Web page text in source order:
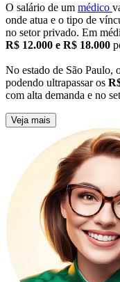
O salário de um médico
onde atua e o tipo de
no setor privado. Em
R$ 12.000 e R$ 18.000
No estado de São Paulo,
podendo ultrapassar os
com alta demanda e no
Veja mais